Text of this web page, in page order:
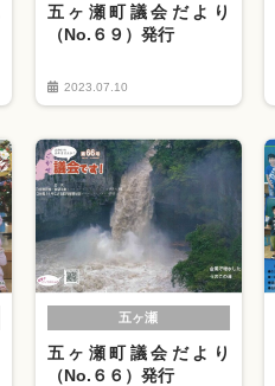
五ヶ瀬町議会だより
（No.６９）発行
2023.07.10
五ヶ瀬
五ヶ瀬町議会だより
（No.６６）発行